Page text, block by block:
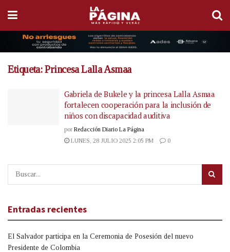
Etiqueta:Princesa Lalla Asmaa
Gabriela de Bukele y la princesa Lalla Asmaa
fortalecen cooperación para la inclusión de
niños con discapacidad auditiva
por Redacción Diario La Página
LUNES, 28 JULIO 2025 2:05 PM
0
Entradas recientes
El Salvador participa en la Ceremonia de Posesión del nuevo
Presidente de Colombia